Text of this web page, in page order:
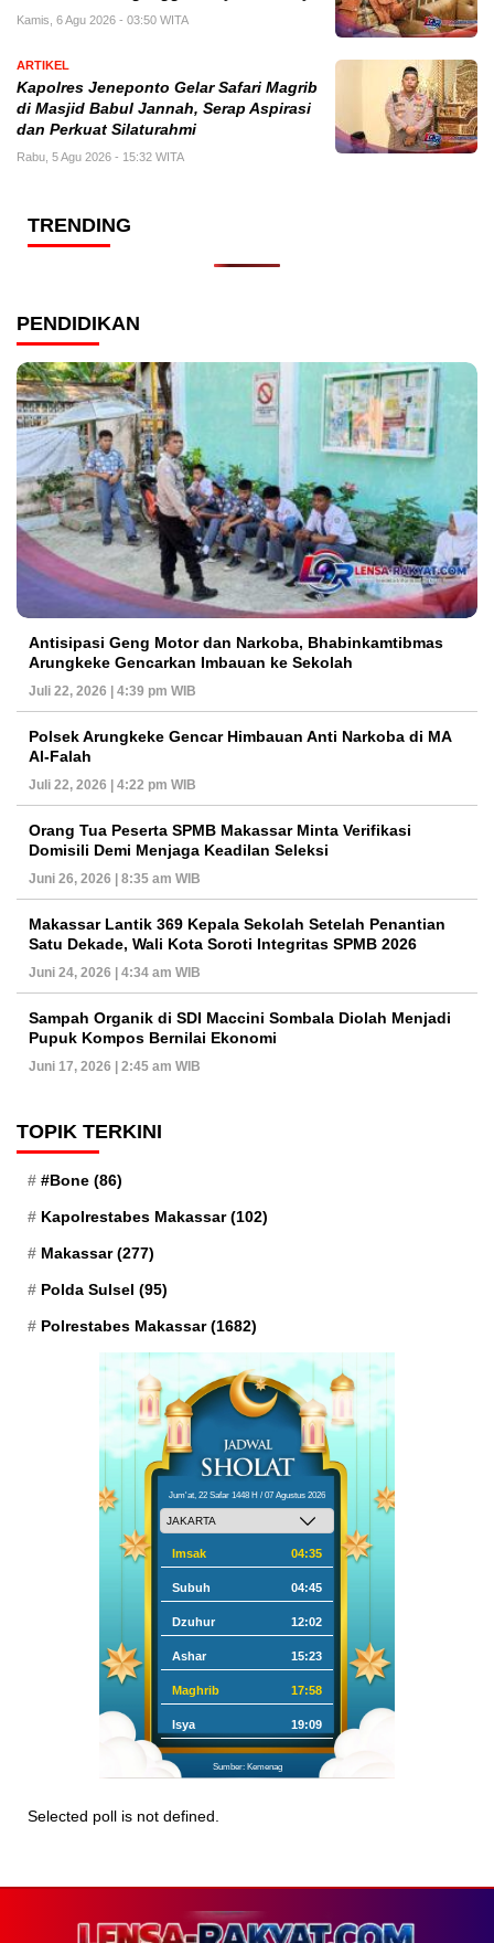
Kamis, 6 Agu 2026 - 03:50 WITA
ARTIKEL
Kapolres Jeneponto Gelar Safari Magrib
di Masjid Babul Jannah, Serap Aspirasi
dan Perkuat Silaturahmi
Rabu, 5 Agu 2026 - 15:32 WITA
TRENDING
PENDIDIKAN
Antisipasi Geng Motor dan Narkoba, Bhabinkamtibmas
Arungkeke Gencarkan Imbauan ke Sekolah
Juli 22, 2026 | 4:39 pm WIB
Polsek Arungkeke Gencar Himbauan Anti Narkoba di MA
Al-Falah
Juli 22, 2026 | 4:22 pm WIB
Orang Tua Peserta SPMB Makassar Minta Verifikasi
Domisili Demi Menjaga Keadilan Seleksi
Juni 26, 2026 | 8:35 am WIB
Makassar Lantik 369 Kepala Sekolah Setelah Penantian
Satu Dekade, Wali Kota Soroti Integritas SPMB 2026
Juni 24, 2026 | 4:34 am WIB
Sampah Organik di SDI Maccini Sombala Diolah Menjadi
Pupuk Kompos Bernilai Ekonomi
Juni 17, 2026 | 2:45 am WIB
TOPIK TERKINI
#Bone (86)
Kapolrestabes Makassar(102)
Makassar(277)
Polda Sulsel (95)
Polrestabes Makassar(1682)
Jum'at, 22 Safar 1448 H / 07 Agustus 2026
Imsak 04:35
Subuh 04:45
Dzuhur 12:02
Ashar 15:23
Maghrib 17:58
Isya 19:09
Sumber: Kemenag
Selected poll is not defined.